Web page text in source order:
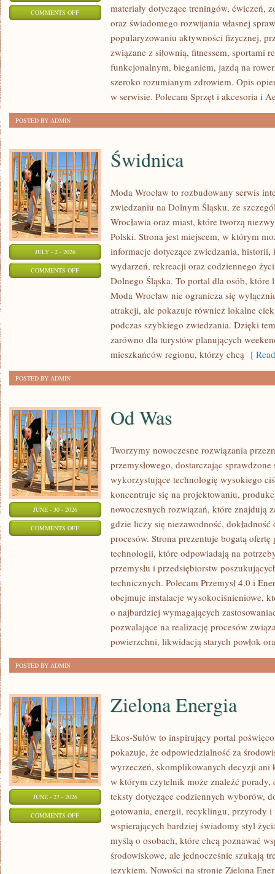
COMMENTS OFFON
materiały dotyczące treningów, ćwiczeń,
oraz świadomego rozwijania własnej
popularyzowaniu aktywności fizycznej,
związane z siłownią, fitnessem, sportami
funkcjonalnym, bieganiem, jazdą na
szeroko rozumianym zdrowiem. Opis
w serwisie. Polecam Sprzęt i akcesoria i
POSTED BY ADMIN
JULY - 2 - 2026
COMMENTS OFFON
Świdnica
Moda Wrocław to rozbudowany serwis
zwiedzaniu na Dolnym Śląsku, ze
Wrocławia oraz miast, które tworzą
Polski. Strona jest miejscem, w którym
informacje dotyczące zwiedzania,
wydarzeń, rekreacji oraz codziennego
Dolnego Śląska. To portal dla osób, które
Moda Wrocław nie ogranicza się
atrakcji, ale pokazuje również lokalne
podczas szybkiego zwiedzania. Dzięki
zarówno dla turystów planujących
mieszkańców regionu, którzy chcą [
POSTED BY ADMIN
JUNE - 30 - 2026
COMMENTS OFFON
Od Was
Tworzymy nowoczesne rozwiązania
przemysłowego, dostarczając
wykorzystujące technologię wysokiego
koncentruje się na projektowaniu,
nowoczesnych rozwiązań, które znajdują
gdzie liczy się niezawodność,
procesów. Strona prezentuje bogatą ofertę
technologii, które odpowiadają na
przemysłu i przedsiębiorstw
technicznych. Polecam Przemysł 4.0 i
obejmuje instalacje wysokociśnieniowe,
o najbardziej wymagających
pozwalające na realizację procesów
powierzchni, likwidacją starych powłok
POSTED BY ADMIN
JUNE - 27 - 2026
COMMENTS OFFON
Zielona Energia
Ekos-Sułów to inspirujący portal
pokazuje, że odpowiedzialność za
wyrzeczeń, skomplikowanych decyzji ani
w którym czytelnik może znaleźć porady,
teksty dotyczące codziennych wyborów,
gotowania, energii, recyklingu, przyrody i
wspierających bardziej świadomy styl
myślą o osobach, które chcą poznawać
środowiskowe, ale jednocześnie szukają
językiem. Nowości na stronie Zielona